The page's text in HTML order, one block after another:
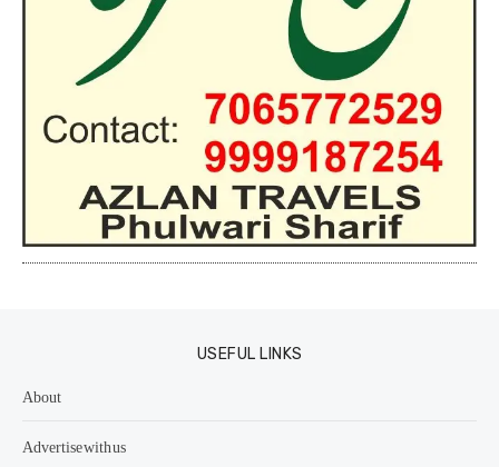
USEFUL LINKS
About
Advertise with us